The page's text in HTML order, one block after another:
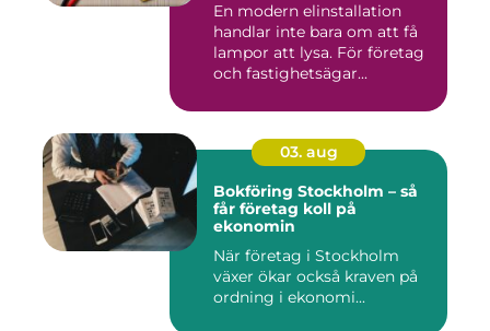
En modern elinstallation
handlar inte bara om att få
lampor att lysa. För företag
och fastighetsägar...
03. aug
Bokföring Stockholm – så
får företag koll på
ekonomin
När företag i Stockholm
växer ökar också kraven på
ordning i ekonomi...